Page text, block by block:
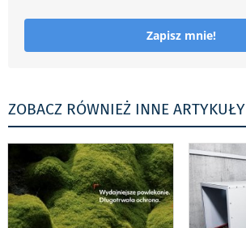
Zapisz mnie!
ZOBACZ RÓWNIEŻ INNE ARTYKUŁY